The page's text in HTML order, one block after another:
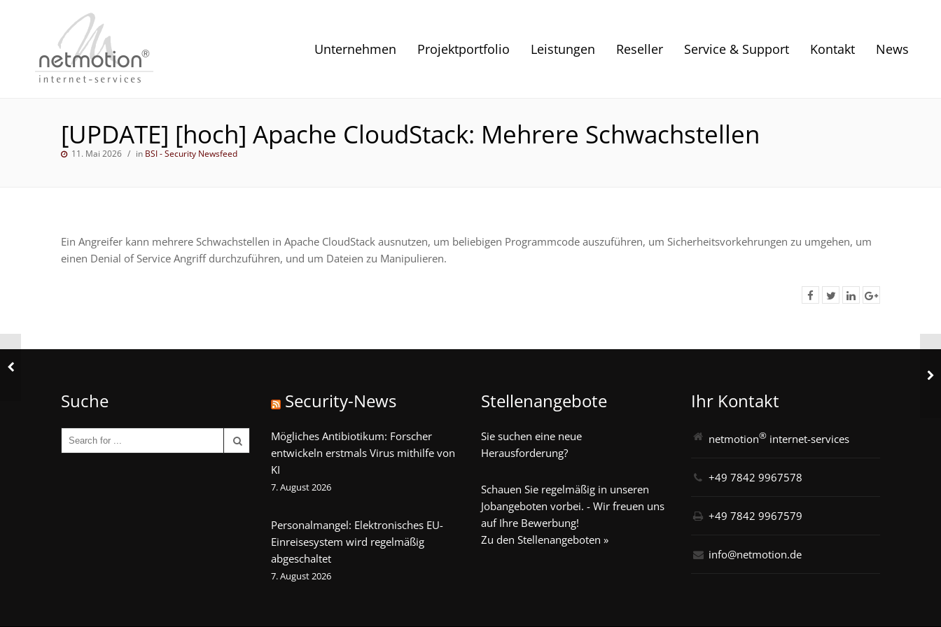
Unternehmen Projektportfolio Leistungen Reseller Service & Support Kontakt News
[UPDATE] [hoch] Apache CloudStack: Mehrere Schwachstellen
11. Mai 2026 in BSI - Security Newsfeed
Ein Angreifer kann mehrere Schwachstellen in Apache CloudStack ausnutzen, um beliebigen Programmcode auszuführen, um Sicherheitsvorkehrungen zu umgehen, um
einen Denial of Service Angriff durchzuführen, und um Dateien zu Manipulieren.
Suche Security-News
Mögliches Antibiotikum: Forscher
entwickeln erstmals Virus mithilfe von
KI
7. August 2026
Personalmangel: Elektronisches EU-
Einreisesystem wird regelmäßig
abgeschaltet
7. August 2026
Stellenangebote
Sie suchen eine neue
Herausforderung?
Schauen Sie regelmäßig in unseren
Jobangeboten vorbei. - Wir freuen uns
auf Ihre Bewerbung!
Zu den Stellenangeboten »
Ihr Kontakt
netmotion® internet-services
+49 7842 9967578
+49 7842 9967579
info@netmotion.de